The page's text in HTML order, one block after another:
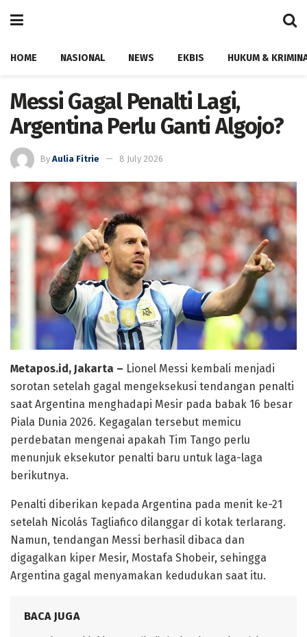
HOME NASIONAL NEWS EKBIS HUKUM &
Messi Gagal Penalti Lagi,
Argentina Perlu Ganti Algojo?
By Aulia Fitrie 8 July 2026
Metapos.id, Jakarta – Lionel Messi kembali menjadi
sorotan setelah gagal mengeksekusi tendangan penalti
saat Argentina menghadapi Mesir pada babak 16 besar
Piala Dunia 2026. Kegagalan tersebut memicu
perdebatan mengenai apakah Tim Tango perlu
menunjuk eksekutor penalti baru untuk laga-laga
berikutnya.
Penalti diberikan kepada Argentina pada menit ke-21
setelah Nicolás Tagliafico dilanggar di kotak terlarang.
Namun, tendangan Messi berhasil dibaca dan
digagalkan kiper Mesir, Mostafa Shobeir, sehingga
Argentina gagal menyamakan kedudukan saat itu.
BACA JUGA